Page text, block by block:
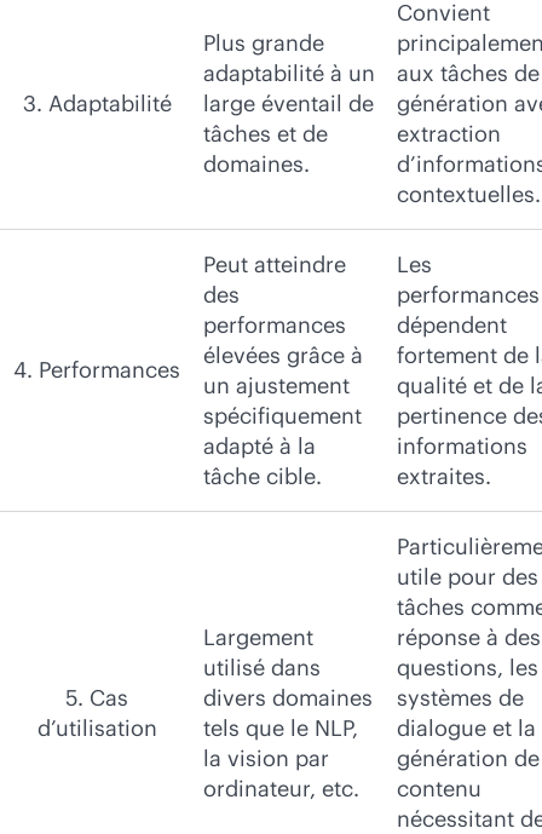
3. Adaptabilité
Plus grande
adaptabilité à un
large éventail de
tâches et de
domaines.
Convient
aux tâches de
génération
extraction
contextuelles.
4. Performances
Peut atteindre
des
performances
élevées grâce à
un ajustement
spécifiquement
adapté à la
tâche cible.
Les
performances
dépendent
fortement de
qualité et de
pertinence
informations
extraites.
5. Cas
d’utilisation
Largement
utilisé dans
divers domaines
tels que le NLP,
la vision par
ordinateur, etc.
utile pour des
tâches
réponse à des
questions, les
systèmes de
dialogue et la
génération de
contenu
nécessitant